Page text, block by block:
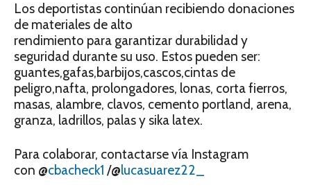
Los deportistas continúan recibiendo donaciones
de materiales de alto
rendimiento para garantizar durabilidad y
seguridad durante su uso. Estos pueden ser:
guantes,gafas,barbijos,cascos,cintas de
peligro,nafta, prolongadores, lonas, corta fierros,
masas, alambre, clavos, cemento portland, arena,
granza, ladrillos, palas y sika latex.
Para colaborar, contactarse vía Instagram
con @cbacheck1 /@lucasuarez22_